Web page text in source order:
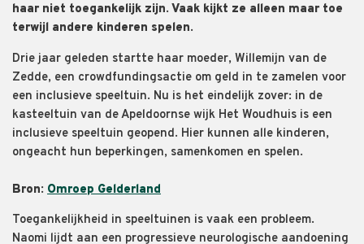
haar niet toegankelijk zijn. Vaak kijkt ze alleen maar toe
terwijl andere kinderen spelen.
Drie jaar geleden startte haar moeder, Willemijn van de
Zedde, een crowdfundingsactie om geld in te zamelen voor
een inclusieve speeltuin. Nu is het eindelijk zover: in de
kasteeltuin van de Apeldoornse wijk Het Woudhuis is een
inclusieve speeltuin geopend. Hier kunnen alle kinderen,
ongeacht hun beperkingen, samenkomen en spelen.
Bron: Omroep Gelderland
Toegankelijkheid in speeltuinen is vaak een probleem.
Naomi lijdt aan een progressieve neurologische aandoening